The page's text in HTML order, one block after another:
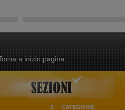
a inizio pagina
CATEGORIE